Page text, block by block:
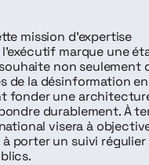
mission d’expertise
marque une
non seulement
de la désinformation
fonder une
durablement. À
visera à
porter un suivi régulier